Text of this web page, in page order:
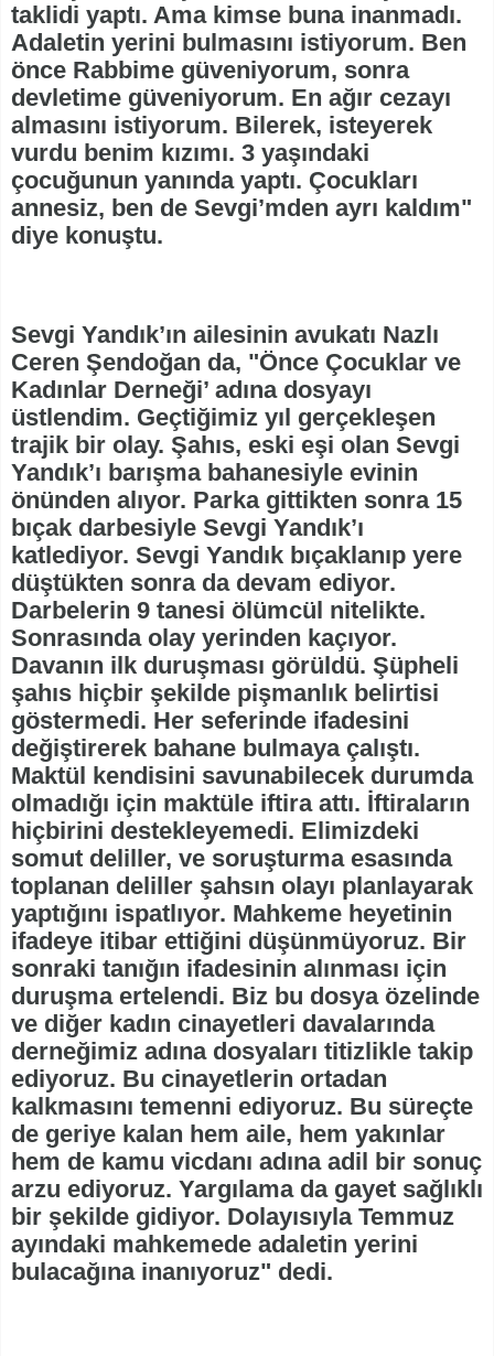
taklidi yaptı. Ama kimse buna inanmadı.
Adaletin yerini bulmasını istiyorum. Ben
önce Rabbime güveniyorum, sonra
devletime güveniyorum. En ağır cezayı
almasını istiyorum. Bilerek, isteyerek
vurdu benim kızımı. 3 yaşındaki
çocuğunun yanında yaptı. Çocukları
annesiz, ben de Sevgi’mden ayrı kaldım"
diye konuştu.
Sevgi Yandık’ın ailesinin avukatı Nazlı
Ceren Şendoğan da, "Önce Çocuklar ve
Kadınlar Derneği’ adına dosyayı
üstlendim. Geçtiğimiz yıl gerçekleşen
trajik bir olay. Şahıs, eski eşi olan Sevgi
Yandık’ı barışma bahanesiyle evinin
önünden alıyor. Parka gittikten sonra 15
bıçak darbesiyle Sevgi Yandık’ı
katlediyor. Sevgi Yandık bıçaklanıp yere
düştükten sonra da devam ediyor.
Darbelerin 9 tanesi ölümcül nitelikte.
Sonrasında olay yerinden kaçıyor.
Davanın ilk duruşması görüldü. Şüpheli
şahıs hiçbir şekilde pişmanlık belirtisi
göstermedi. Her seferinde ifadesini
değiştirerek bahane bulmaya çalıştı.
Maktül kendisini savunabilecek durumda
olmadığı için maktüle iftira attı. İftiraların
hiçbirini destekleyemedi. Elimizdeki
somut deliller, ve soruşturma esasında
toplanan deliller şahsın olayı planlayarak
yaptığını ispatlıyor. Mahkeme heyetinin
ifadeye itibar ettiğini düşünmüyoruz. Bir
sonraki tanığın ifadesinin alınması için
duruşma ertelendi. Biz bu dosya özelinde
ve diğer kadın cinayetleri davalarında
derneğimiz adına dosyaları titizlikle takip
ediyoruz. Bu cinayetlerin ortadan
kalkmasını temenni ediyoruz. Bu süreçte
de geriye kalan hem aile, hem yakınlar
hem de kamu vicdanı adına adil bir sonuç
arzu ediyoruz. Yargılama da gayet sağlıklı
bir şekilde gidiyor. Dolayısıyla Temmuz
ayındaki mahkemede adaletin yerini
bulacağına inanıyoruz" dedi.